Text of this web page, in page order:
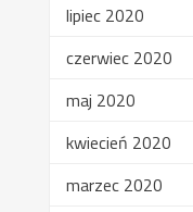
lipiec 2020
czerwiec 2020
maj 2020
kwiecień 2020
marzec 2020